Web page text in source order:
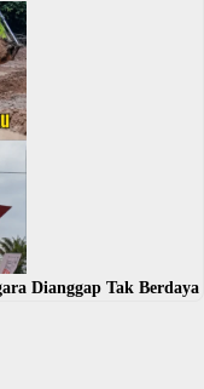
Dianggap Tak Berdaya